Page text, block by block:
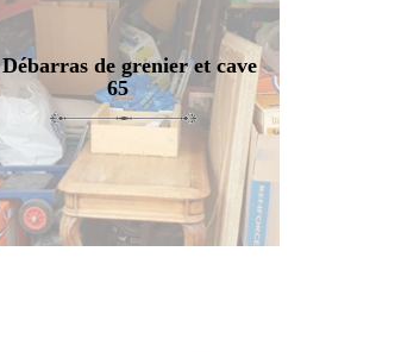
Débarras de grenier et cave
65